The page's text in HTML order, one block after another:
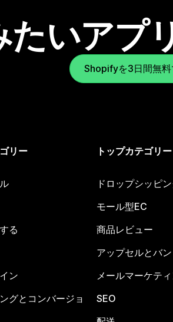
いアプ
Shopifyを3日間無
リー
る
ン
グとコンバージョ
トップカテゴリー
ドロップシッピ
モール型EC
商品レビュー
アップセルとバ
メールマーケテ
SEO